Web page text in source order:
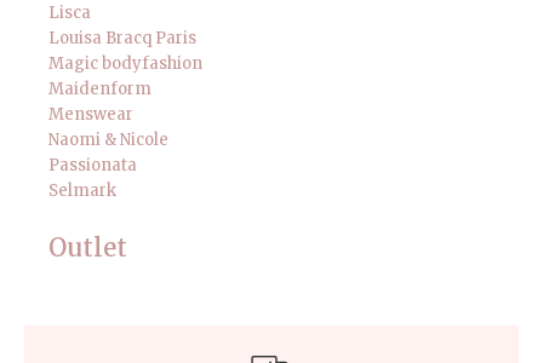
Lisca
Louisa Bracq Paris
Magic bodyfashion
Maidenform
Menswear
Naomi & Nicole
Passionata
Selmark
Outlet